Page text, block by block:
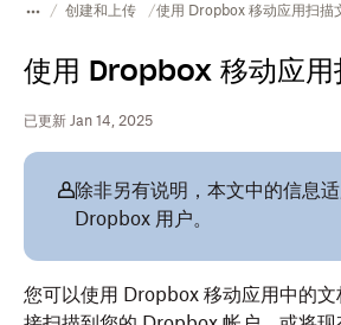
创建和上传 使用 Dropbox 移动应用扫描
使用 Dropbox 移动应用
已更新 Jan 14, 2025
除非另有说明，本文中的信息
Dropbox 用户。
您可以使用 Dropbox 移动应用中的